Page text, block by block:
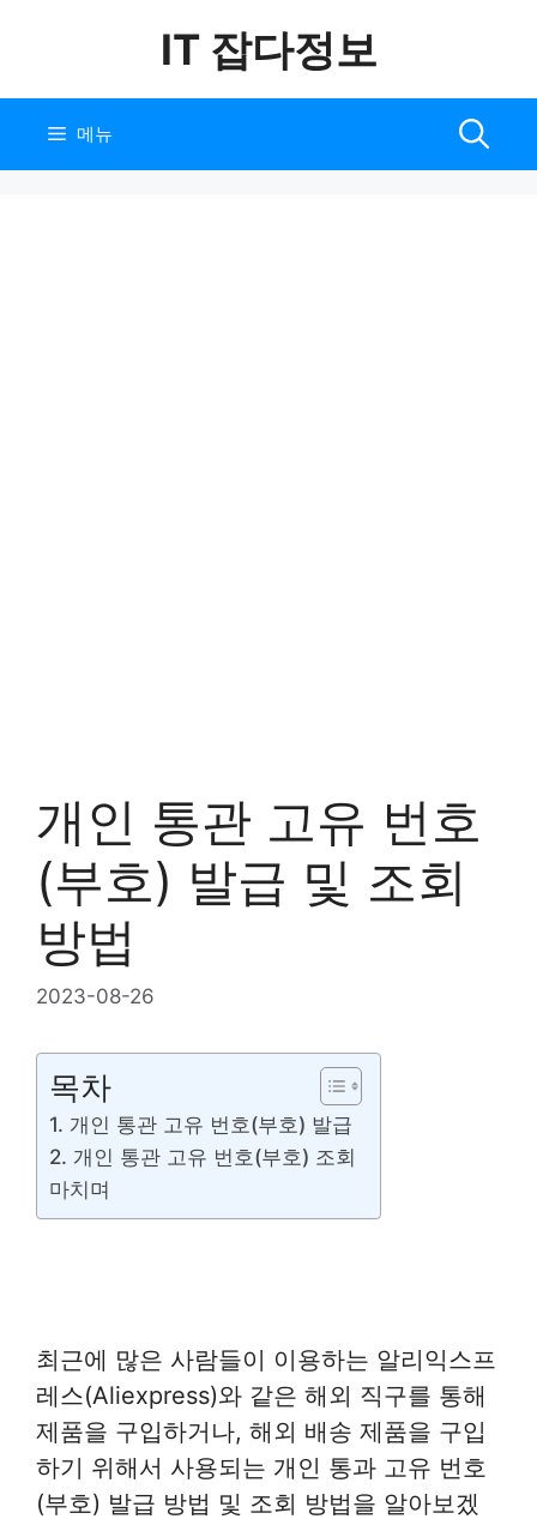
로
IT 잡다정보
메뉴
개인 통관 고유 번호
(부호) 발급 및 조회
방법
2023-08-26
목차
1. 개인 통관 고유 번호(부호) 발급
2. 개인 통관 고유 번호(부호) 조회
마치며
최근에 많은 사람들이 이용하는 알리익스프
레스(Aliexpress)와 같은 해외 직구를 통해
제품을 구입하거나, 해외 배송 제품을 구입
하기 위해서 사용되는 개인 통과 고유 번호
(부호) 발급 방법 및 조회 방법을 알아보겠